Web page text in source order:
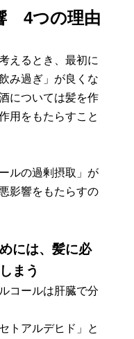
4つの理由
えるとき、最初に
み過ぎ」が良くな
については髪を作
用をもたらすこと
ルの過剰摂取」が
影響をもたらすの
には、髪に必
まう
コールは肝臓で分
トアルデヒド」と